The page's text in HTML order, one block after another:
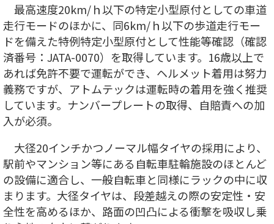
最高速度20km/ｈ以下の特定小型原付としての車道
走行モードのほかに、同6km/ｈ以下の歩道走行モー
ドを備えた特例特定小型原付として性能等確認（確認
済番号：JATA-0070）を取得しています。16歳以上で
あれば免許不要で運転ができ、ヘルメット着用は努力
義務ですが、アトムテックは運転時の着用を強く推奨
しています。ナンバープレートの取得、自賠責への加
入が必須。
大径20インチかつノーマル幅タイヤの採用により、
駅前やマンション等にある自転車駐輪施設のほとんど
の設備に適合し、一般自転車と同様にラックの中に収
まります。大径タイヤは、段差越えの際の安定性・安
全性を高めるほか、路面の凹凸による衝撃を吸収し乗